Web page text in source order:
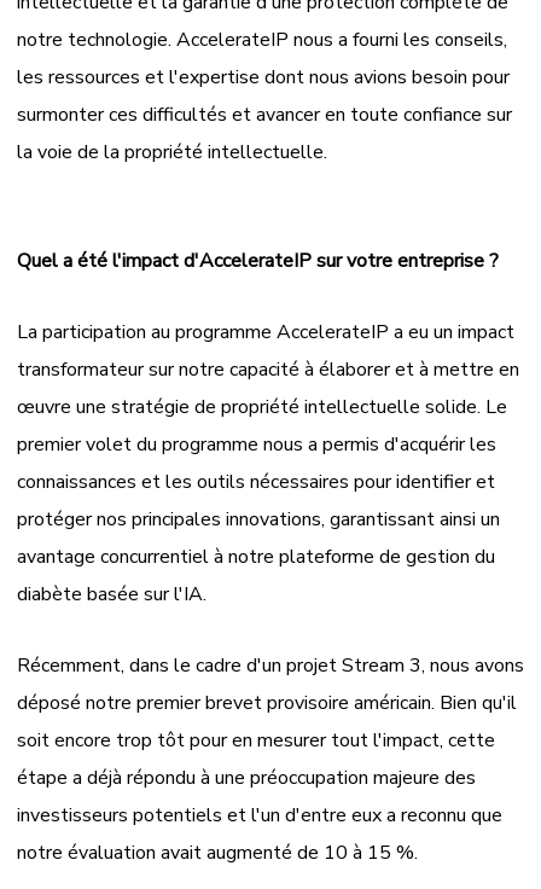
notre technologie. AccelerateIP nous a fourni les conseils,
les ressources et l'expertise dont nous avions besoin pour
surmonter ces difficultés et avancer en toute confiance sur
la voie de la propriété intellectuelle.
Quel a été l'impact d'AccelerateIP sur votre entreprise ?
La participation au programme AccelerateIP a eu un impact
transformateur sur notre capacité à élaborer et à mettre en
œuvre une stratégie de propriété intellectuelle solide. Le
premier volet du programme nous a permis d'acquérir les
connaissances et les outils nécessaires pour identifier et
protéger nos principales innovations, garantissant ainsi un
avantage concurrentiel à notre plateforme de gestion du
diabète basée sur l'IA.
Récemment, dans le cadre d'un projet Stream 3, nous avons
déposé notre premier brevet provisoire américain. Bien qu'il
soit encore trop tôt pour en mesurer tout l'impact, cette
étape a déjà répondu à une préoccupation majeure des
investisseurs potentiels et l'un d'entre eux a reconnu que
notre évaluation avait augmenté de 10 à 15 %.